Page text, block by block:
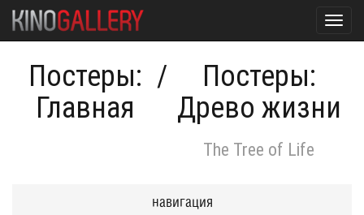
Постеры:
Главная
/
Постеры:
Древо жизни
The Tree of Life
навигация